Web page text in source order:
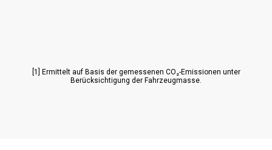
Navigationssystem
[1] Ermittelt auf Basis der gemessenen CO₂-Emissionen unter
Berücksichtigung der Fahrzeugmasse.